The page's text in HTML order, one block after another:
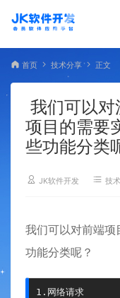
首页 技术分享 正文
我们可以
项目的需要
些功能分类
JK软件开发 技
我们可以对前端
功能分类呢？
1.网络请求